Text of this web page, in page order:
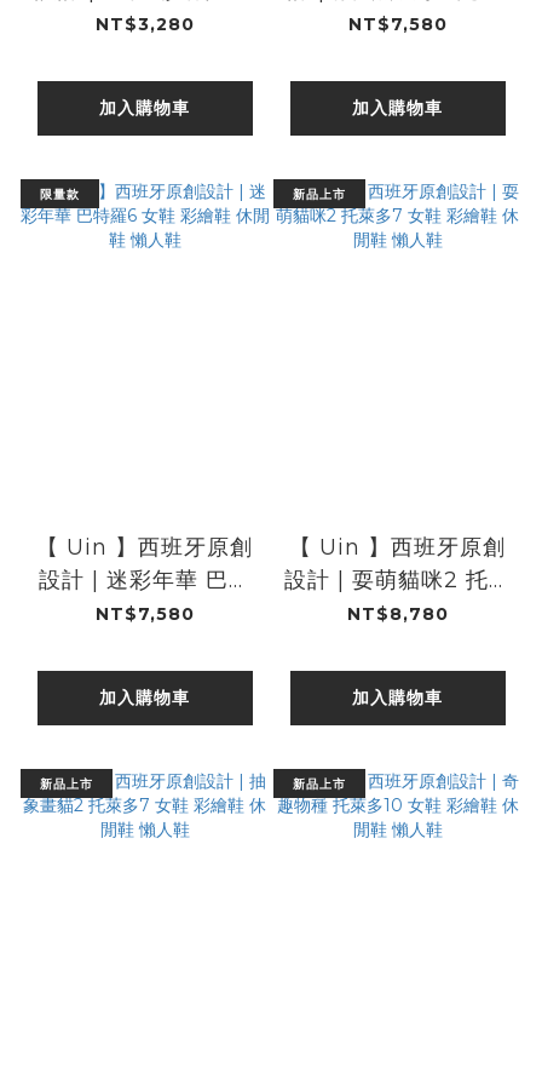
閒鞋 女鞋 懶人鞋
NT$3,280
加入購物車
女鞋 彩繪鞋 休閒鞋 懶
NT$7,580
加入購物車
限量款
【 Uin 】西班牙原創
設計 | 迷彩年華 巴特
羅6 女鞋 彩繪鞋 休閒
NT$7,580
加入購物車
新品上市
【 Uin 】西班牙原創
設計 | 耍萌貓咪2 托萊
多7 女鞋 彩繪鞋 休閒
NT$8,780
加入購物車
新品上市 新品上市